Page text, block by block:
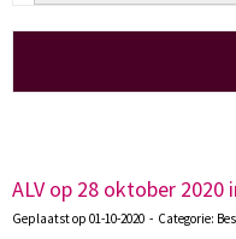
ALV op 28 oktober 2020
Geplaatst op 01-10-2020 - Categorie: